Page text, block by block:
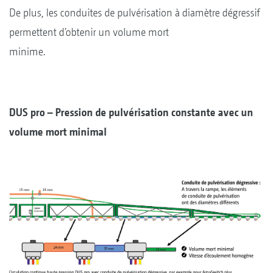
De plus, les conduites de pulvérisation à diamètre dégressif
permettent d’obtenir un volume mort
minime.
DUS pro – Pression de pulvérisation constante avec un
volume mort minimal